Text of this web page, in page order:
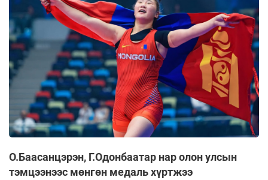
О.Баасанцэрэн, Г.Одонбаатар нар олон улсын
тэмцээнээс мөнгөн медаль хүртжээ